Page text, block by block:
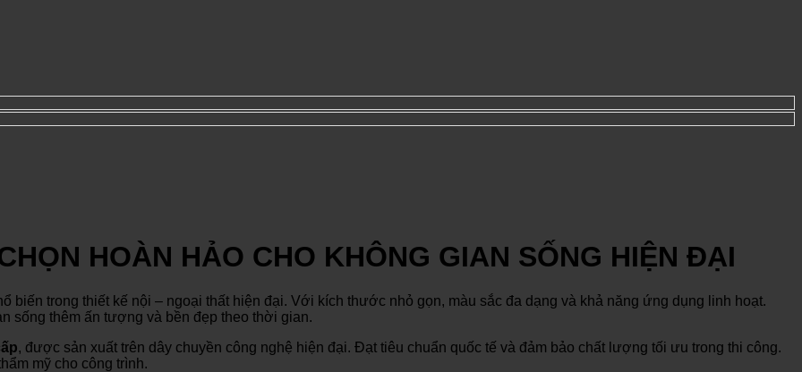
HOÀN HẢO CHO KHÔNG GIAN SỐNG HIỆN ĐẠI
biến trong thiết kế nội – ngoại thất hiện đại. Với kích thước nhỏ gọn, màu sắc đa dạng và khả năng ứng dụng linh hoạt.
sống thêm ấn tượng và bền đẹp theo thời gian.
, được sản xuất trên dây chuyền công nghệ hiện đại. Đạt tiêu chuẩn quốc tế và đảm bảo chất lượng tối ưu trong thi công.
mỹ cho công trình.